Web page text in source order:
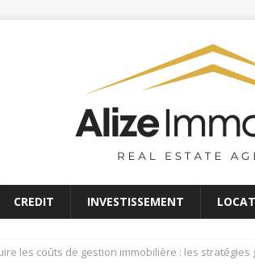
CREDIT INVESTISSEMENT
les coûts de gestion immobilière : les